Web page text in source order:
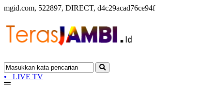
mgid.com, 522897, DIRECT, d4c29acad76ce94f
• LIVE TV